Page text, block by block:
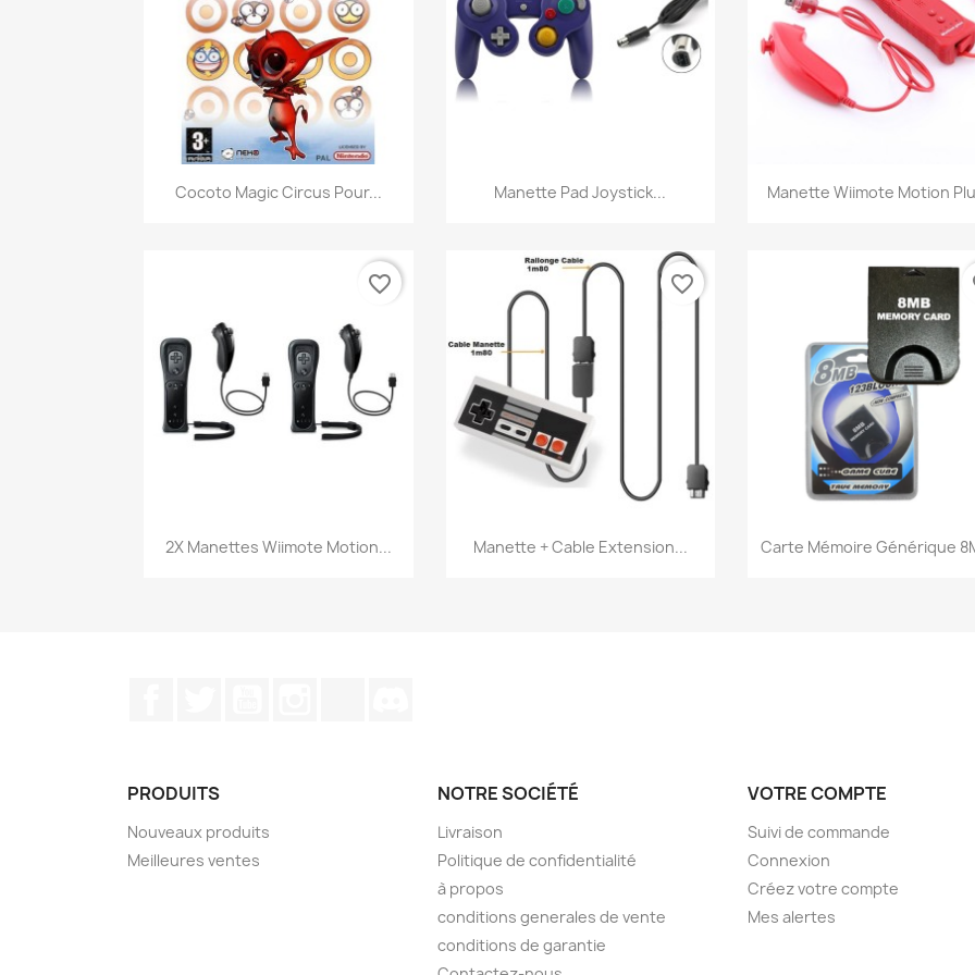
Aperçu rapide
Cocoto Magic Circus Pour... Aperçu rapide
Manette Pad Joystick... Aperçu rapide
Manette Wiimote Motion
Aperçu rapide
2X Manettes Wiimote Motion...
favorite_border
Aperçu rapide
Manette + Cable Extension...
favorite_border
Aperçu rapide
Carte Mémoire Générique
PRODUITS
Nouveaux produits
Meilleures ventes
NOTRE SOCIÉTÉ
Livraison
Politique de confidentialité
à propos
conditions generales de vente
conditions de garantie
VOTRE COMPTE
Suivi de commande
Connexion
Créez votre compte
Mes alertes